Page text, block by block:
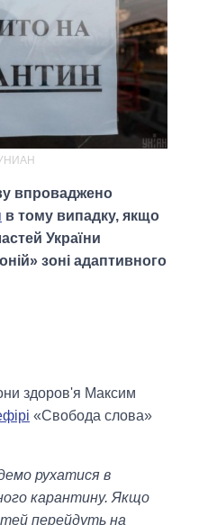
впроваджено
в тому випадку, якщо
України
зоні адаптивного
здоров'я Максим
«Свобода слова»
рухатися в
карантину. Якщо
перейдуть на